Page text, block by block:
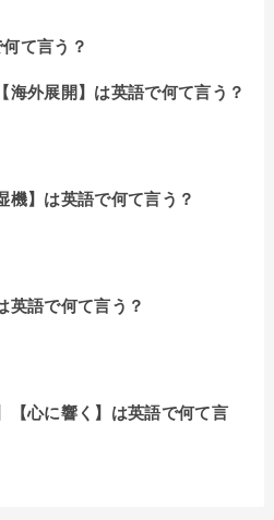
て言う？
海外展開】は英語で何て言う？
機】は英語で何て言う？
英語で何て言う？
【心に響く】は英語で何て言